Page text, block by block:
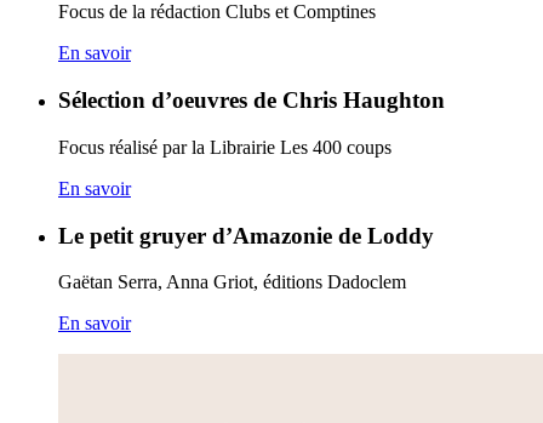
Focus de la rédaction Clubs et Comptines
En savoir
Sélection d’oeuvres de Chris Haughton
Focus réalisé par la Librairie Les 400 coups
En savoir
Le petit gruyer d’Amazonie de Loddy
Gaëtan Serra, Anna Griot, éditions Dadoclem
En savoir